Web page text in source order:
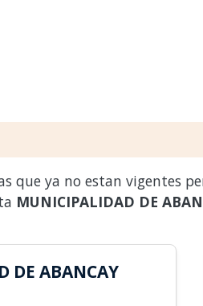
que ya no estan vigentes
MUNICIPALIDAD DE
DE ABANCAY